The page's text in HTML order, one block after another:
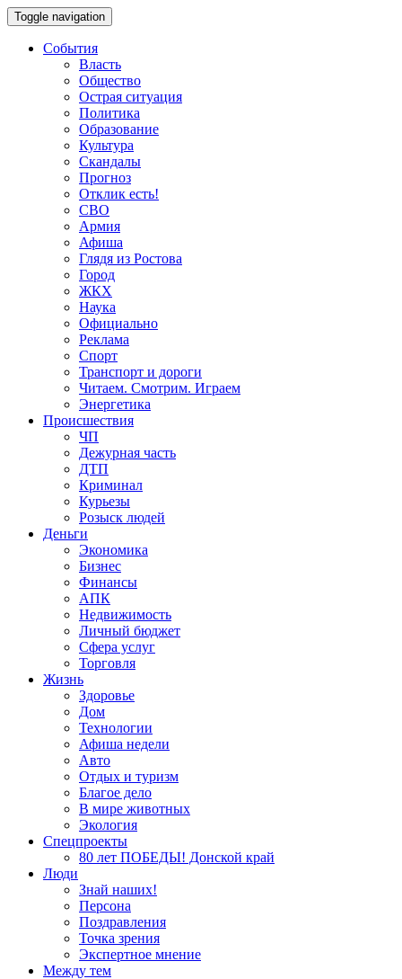
Toggle navigation
События
Власть
Общество
Острая ситуация
Политика
Образование
Культура
Скандалы
Прогноз
Отклик есть!
СВО
Армия
Афиша
Глядя из Ростова
Город
ЖКХ
Наука
Официально
Реклама
Спорт
Транспорт и дороги
Читаем. Смотрим. Играем
Энергетика
Происшествия
ЧП
Дежурная часть
ДТП
Криминал
Курьезы
Розыск людей
Деньги
Экономика
Бизнес
Финансы
АПК
Недвижимость
Личный бюджет
Сфера услуг
Торговля
Жизнь
Здоровье
Дом
Технологии
Афиша недели
Авто
Отдых и туризм
Благое дело
В мире животных
Экология
Спецпроекты
80 лет ПОБЕДЫ! Донской край
Люди
Знай наших!
Персона
Поздравления
Точка зрения
Экспертное мнение
Между тем